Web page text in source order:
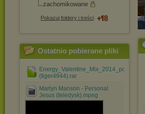
zachomikowane
Pokazuj foldery i treści
Ostatnio pobierane pliki
Energy_Valentine_Mix_2014_podzielony
(tiger4944).rar
Marlyn Manson - Personal
Jesus (teledysk).mpeg